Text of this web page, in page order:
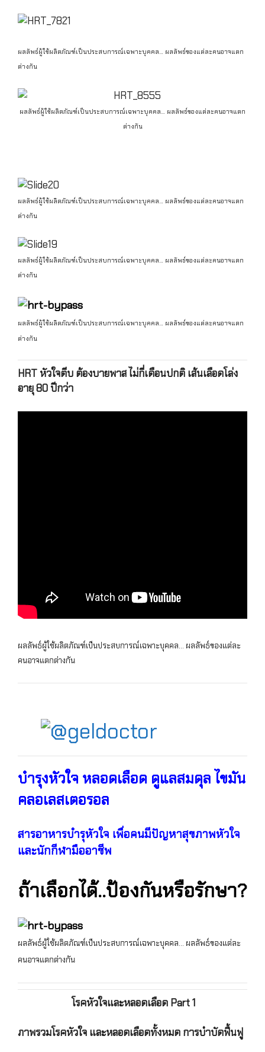
ผลลัพธ์ผู้ใช้ผลิตภัณฑ์เป็นประสบการณ์เฉพาะบุคคล… ผลลัพธ์ของแต่ละคนอาจแตก
ต่างกัน
ผลลัพธ์ผู้ใช้ผลิตภัณฑ์เป็นประสบการณ์เฉพาะบุคคล… ผลลัพธ์ของแต่ละคนอาจแตก
ต่างกัน
ผลลัพธ์ผู้ใช้ผลิตภัณฑ์เป็นประสบการณ์เฉพาะบุคคล… ผลลัพธ์ของแต่ละคนอาจแตก
ต่างกัน
ผลลัพธ์ผู้ใช้ผลิตภัณฑ์เป็นประสบการณ์เฉพาะบุคคล… ผลลัพธ์ของแต่ละคนอาจแตก
ต่างกัน
ผลลัพธ์ผู้ใช้ผลิตภัณฑ์เป็นประสบการณ์เฉพาะบุคคล… ผลลัพธ์ของแต่ละคนอาจแตก
ต่างกัน
HRT หัวใจตีบ ต้องบายพาส ไม่กี่เดือนปกติ เส้นเลือดโล่ง
อายุ 80 ปีกว่า
ผลลัพธ์ผู้ใช้ผลิตภัณฑ์เป็นประสบการณ์เฉพาะบุคคล… ผลลัพธ์ของแต่ละ
คนอาจแตกต่างกัน
บำรุงหัวใจ หลอดเลือด ดูแลสมดุล ไขมัน
คลอเลสเตอรอล
สารอาหารบำรุหัวใจ เพื่อคนมีปัญหาสุขภาพหัวใจ
และนักกีฬามืออาชีพ
ถ้าเลือกได้..ป้องกันหรือรักษา?
ผลลัพธ์ผู้ใช้ผลิตภัณฑ์เป็นประสบการณ์เฉพาะบุคคล… ผลลัพธ์ของแต่ละ
คนอาจแตกต่างกัน
โรคหัวใจและหลอดเลือด Part 1
ภาพรวมโรคหัวใจ และหลอดเลือดทั้งหมด การบำบัดฟื้นฟู